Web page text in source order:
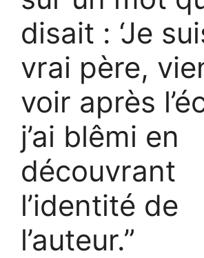
disait : ‘Je
vrai père,
voir après
j’ai blêmi en
découvrant
l’identité de
l’auteur.”